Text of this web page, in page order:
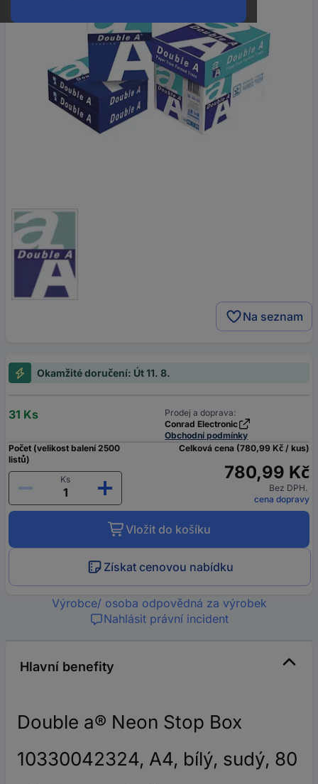
Na seznam
Okamžité doručení: Út 11. 8.
31 Ks
Prodej a doprava:
Conrad Electronic
Obchodní podmínky
Počet (velikost balení 2500
listů)
Ks
Celková cena (780,99 Kč / kus)
780,99 Kč
Bez DPH.
cena dopravy
Vložit do košíku
Získat cenovou nabídku
Výrobce/ osoba odpovědná za výrobek
Nahlásit právní incident
Hlavní benefity
Double a® Neon Stop Box
10330042324, A4, bílý, sudý, 80